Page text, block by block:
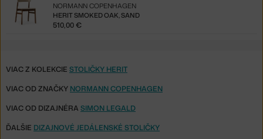
HERIT SMOKED OAK, SAND
NORMANN COPENHAGEN
510,00 €
VIAC Z KOLEKCIE STOLIČKY HERIT
VIAC OD ZNAČKY NORMANN COPENHAGEN
VIAC OD DIZAJNÉRA SIMON LEGALD
ĎALŠIE DIZAJNOVÉ JEDÁLENSKÉ STOLIČKY